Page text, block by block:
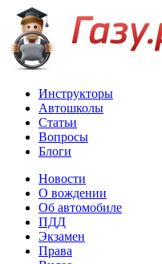
Инструкторы
Автошколы
Статьи
Вопросы
Блоги
Новости
О вождении
Об автомобиле
ПДД
Экзамен
Права